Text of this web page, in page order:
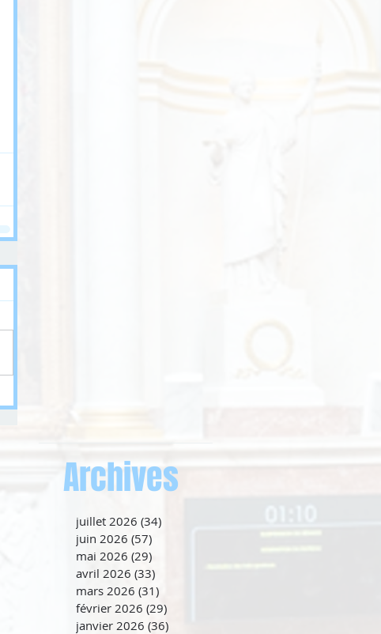
Archives
juillet 2026 (34)
juin 2026 (57)
mai 2026 (29)
avril 2026 (33)
mars 2026 (31)
février 2026 (29)
janvier 2026 (36)